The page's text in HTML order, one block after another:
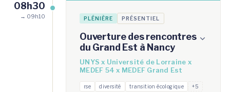
08h30
→ 09h10 PLÉNIÈRE PRÉSENTIEL
Ouverture des rencontres
du Grand Est à Nancy
UNYS x Université de Lorraine x
MEDEF 54 x MEDEF Grand Est
rse diversité transition écologique +5